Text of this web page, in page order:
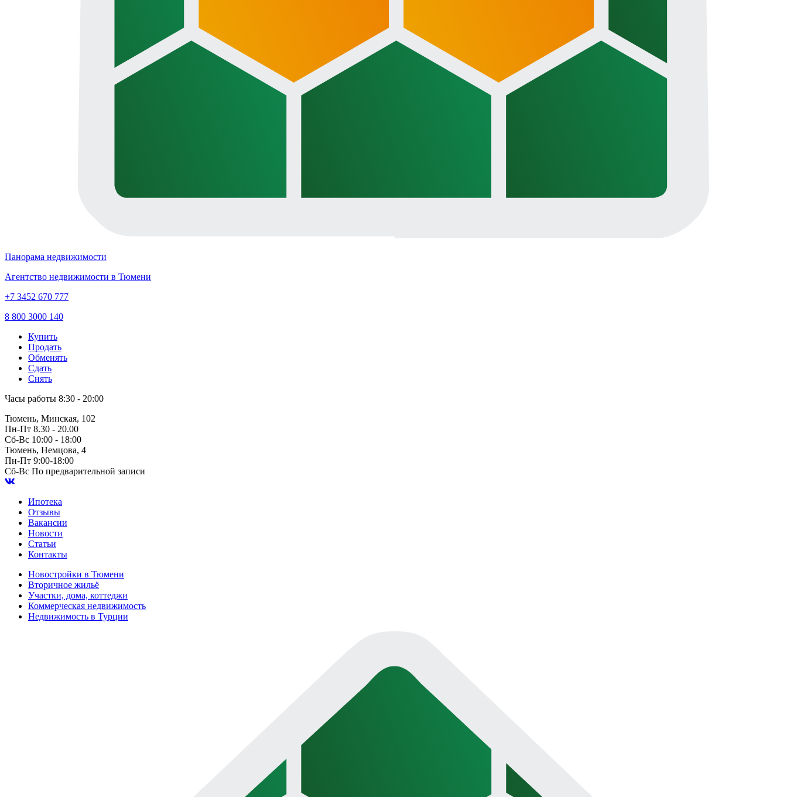
Панорама недвижимости
Агентство недвижимости в Тюмени
+7 3452 670 777
8 800 3000 140
Купить
Продать
Обменять
Сдать
Снять
Часы работы 8:30 - 20:00
Тюмень, Минская, 102
Пн-Пт 8.30 - 20.00
Сб-Вс 10:00 - 18:00
Тюмень, Немцова, 4
Пн-Пт 9:00-18:00
Сб-Вс По предварительной записи
Ипотека
Отзывы
Вакансии
Новости
Статьи
Контакты
Новостройки в Тюмени
Вторичное жильё
Участки, дома, коттеджи
Коммерческая недвижимость
Недвижимость в Турции